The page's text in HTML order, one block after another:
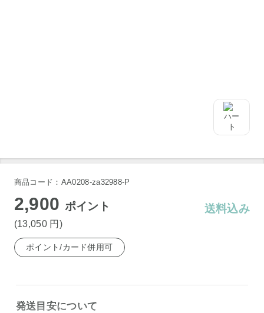
商品コード：AA0208-za32988-P
2,900 ポイント
(13,050 円 )
送料込み
ポイント/カード併用可
発送目安について